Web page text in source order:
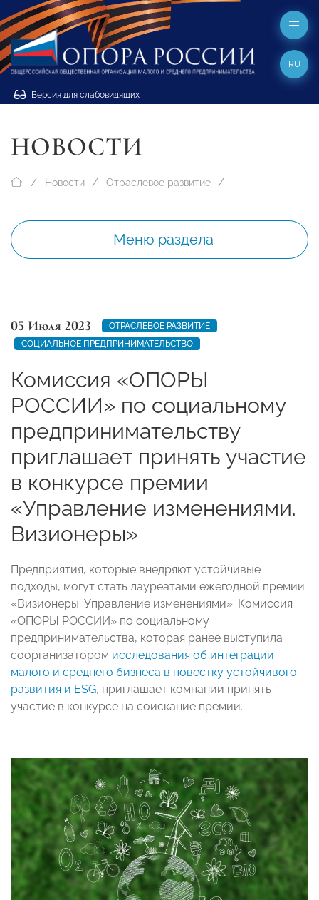
Версия для слабовидящих
RU
НОВОСТИ
Новости Отраслевое развитие
Меню раздела
05 Июля 2023
ОТРАСЛЕВОЕ РАЗВИТИЕ
СОЦИАЛЬНОЕ ПРЕДПРИНИМАТЕЛЬСТВО
Комиссия «ОПОРЫ
РОССИИ» по социальному
предпринимательству
приглашает принять участие
в конкурсе премии
«Управление изменениями.
Визионеры»
Предприятия, которые внедряют устойчивые
подходы, могут стать лауреатами ежегодной премии
«Визионеры. Управление изменениями». Комиссия
«ОПОРЫ РОССИИ» по социальному
предпринимательства, которая ранее выступила
соорганизатором исследования об интеграции
малого и среднего бизнеса в повестку устойчивого
развития и ESG, приглашает компании принять
участие в конкурсе на соискание премии.